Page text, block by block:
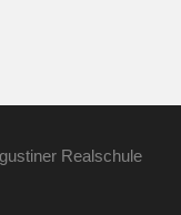
Realschule